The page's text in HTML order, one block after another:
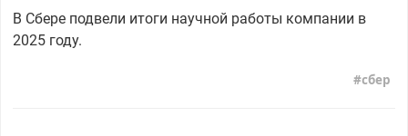
В Сбере подвели итоги научной работы компании в
2025 году.
сбер